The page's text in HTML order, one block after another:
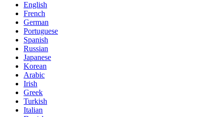
English
French
German
Portuguese
Spanish
Russian
Japanese
Korean
Arabic
Irish
Greek
Turkish
Italian